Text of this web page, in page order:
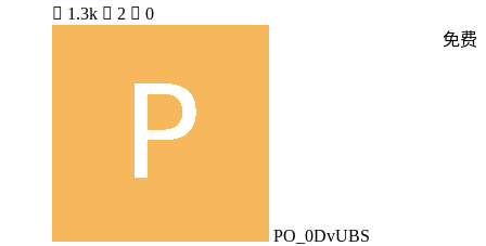
 1.3k  2  0
PO_0DvUBS
免费